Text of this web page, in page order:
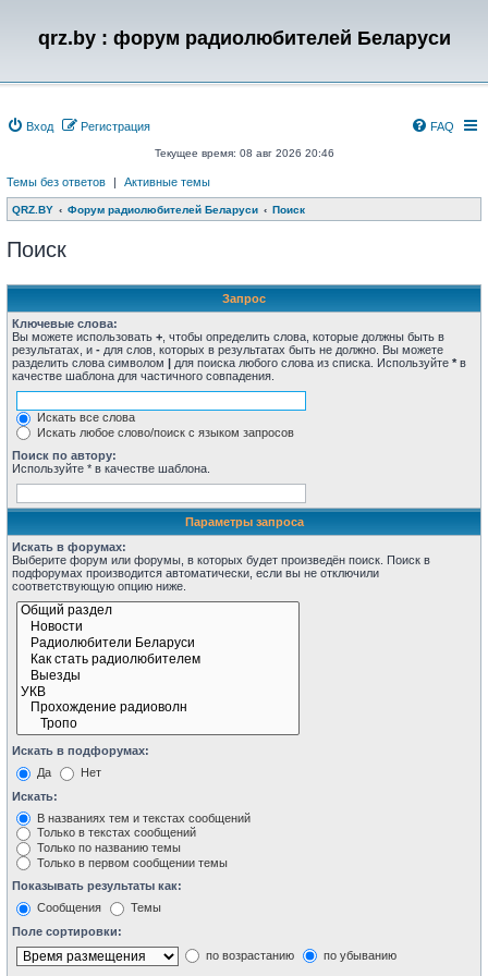
qrz.by : форум радиолюбителей Беларуси
Вход Регистрация FAQ
Текущее время: 08 авг 2026 20:46
Темы без ответов | Активные темы
QRZ.BY Форум радиолюбителей Беларуси Поиск
Поиск
Запрос
Ключевые слова:
Вы можете использовать + , чтобы определить слова, которые должны быть в
результатах, и - для слов, которых в результатах быть не должно. Вы можете
разделить слова символом | для поиска любого слова из списка. Используйте * в
качестве шаблона для частичного совпадения.
Искать все слова
Искать любое слово/поиск с языком запросов
Поиск по автору:
Используйте * в качестве шаблона.
Параметры запроса
Искать в форумах:
Выберите форум или форумы, в которых будет произведён поиск. Поиск в
подфорумах производится автоматически, если вы не отключили
соответствующую опцию ниже.
Искать в подфорумах:
Да
Нет
Искать:
В названиях тем и текстах сообщений
Только в текстах сообщений
Только по названию темы
Только в первом сообщении темы
Показывать результаты как:
Сообщения
Темы
Поле сортировки:
по возрастанию
по убыванию